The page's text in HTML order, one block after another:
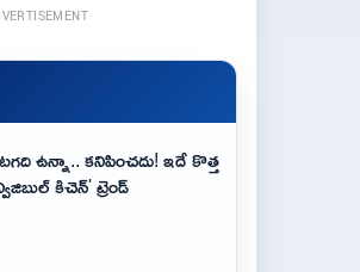
ఉన్నా.. కనిపించదు! ఇదే కొత్త
కిచెన్' ట్రెండ్